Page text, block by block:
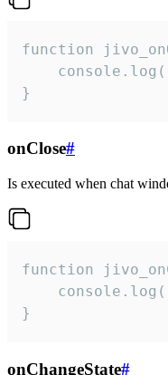
function
}
onClose#
Is executed when chat
function
}
onChangeState#